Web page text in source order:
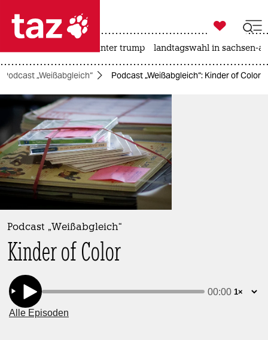
 taz zahl ich
taz zahl ich
themen
politik
öko
gesellschaft
sport
nord
wahrheit

taz zahl ich
usa unter trump landtagswahl in sachsen-
Podcast „Weißabgleich“ Podcast „Weißabgleich“: Kinder of Color
Podcast „Weißabgleich“
Kinder of Color